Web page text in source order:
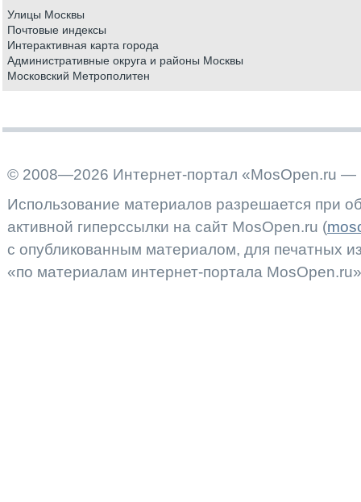
Улицы Москвы
Почтовые индексы
Интерактивная карта города
Административные округа и районы Москвы
Московский Метрополитен
© 2008—2026 Интернет-портал «MosOpen.ru —
Использование материалов разрешается при
активной гиперссылки на сайт MosOpen.ru (
с опубликованным материалом, для печатных
«по материалам интернет-портала